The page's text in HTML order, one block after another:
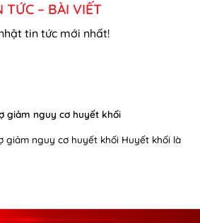
TỨC – BÀI VIẾT
tin tức mới nhất!
giảm nguy cơ huyết khối
giảm nguy cơ huyết khối Huyết khối là